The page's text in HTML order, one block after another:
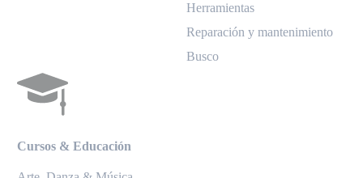
Herramientas
Reparación y mantenimiento
Busco
Cursos & Educación